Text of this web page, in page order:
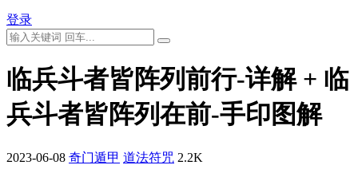
登录
临兵斗者皆阵列前行-详解 + 临
兵斗者皆阵列在前-手印图解
2023-06-08 奇门遁甲 道法符咒 2.2K